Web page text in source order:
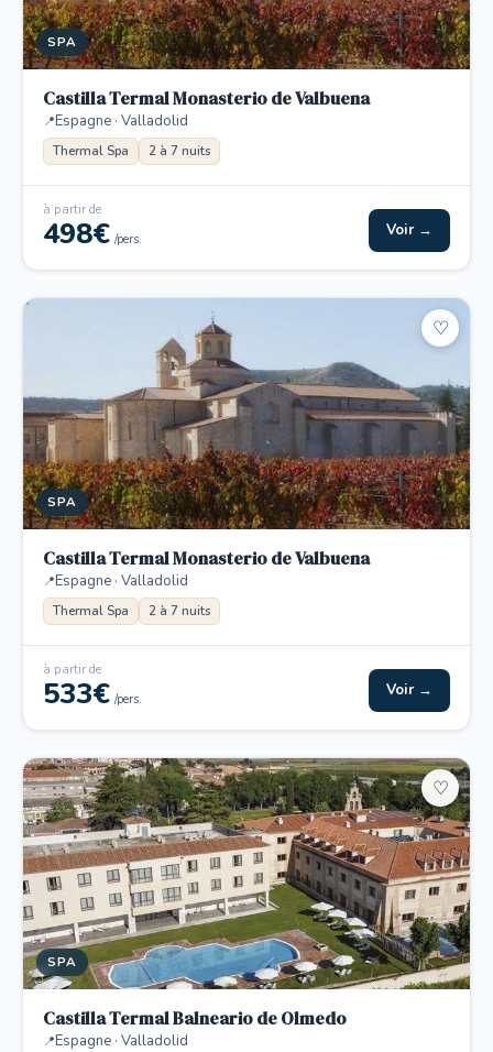
SPA
Castilla Termal Monasterio de Valbuena
Espagne · Valladolid
Thermal Spa 2 à 7 nuits
à partir de
498€ /pers. Voir →
SPA
♡
Castilla Termal Monasterio de Valbuena
Espagne · Valladolid
Thermal Spa 2 à 7 nuits
à partir de
533€ /pers. Voir →
SPA
♡
Castilla Termal Balneario de Olmedo
Espagne · Valladolid